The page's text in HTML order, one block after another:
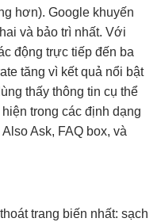
hơn). Google khuyến
và bảo trì nhất. Với
động trực tiếp đến ba
tăng vì kết quả nổi bật
thấy thông tin cụ thể
trong các định dạng
Ask, FAQ box, và
trang biến nhất: sạch